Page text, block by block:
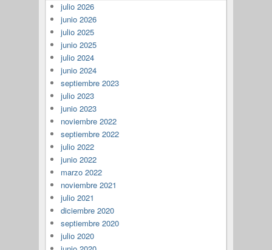
julio 2026
junio 2026
julio 2025
junio 2025
julio 2024
junio 2024
septiembre 2023
julio 2023
junio 2023
noviembre 2022
septiembre 2022
julio 2022
junio 2022
marzo 2022
noviembre 2021
julio 2021
diciembre 2020
septiembre 2020
julio 2020